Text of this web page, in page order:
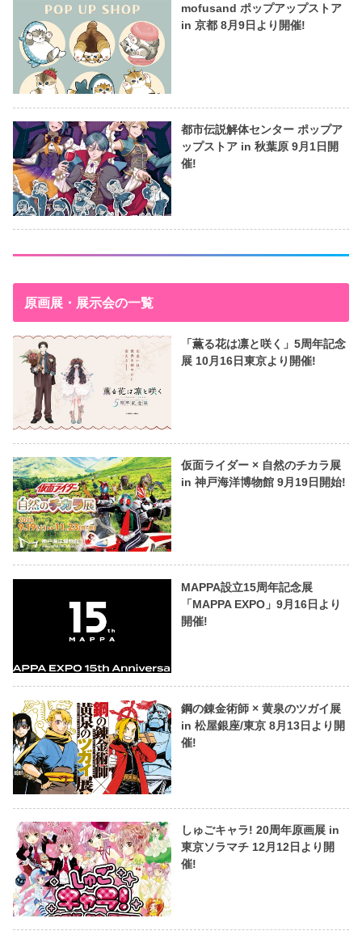
mofusand ポップアップストア
in 京都 8月9日より開催!
都市伝説解体センター ポップア
ップストア in 秋葉原 9月1日開
催!
原画展・展示会の一覧
「薫る花は凛と咲く」5周年記念
展 10月16日東京より開催!
仮面ライダー × 自然のチカラ展
in 神戸海洋博物館 9月19日開始!
MAPPA設立15周年記念展
「MAPPA EXPO」9月16日より
開催!
鋼の錬金術師 × 黄泉のツガイ展
in 松屋銀座/東京 8月13日より開
催!
しゅごキャラ! 20周年原画展 in
東京ソラマチ 12月12日より開
催!